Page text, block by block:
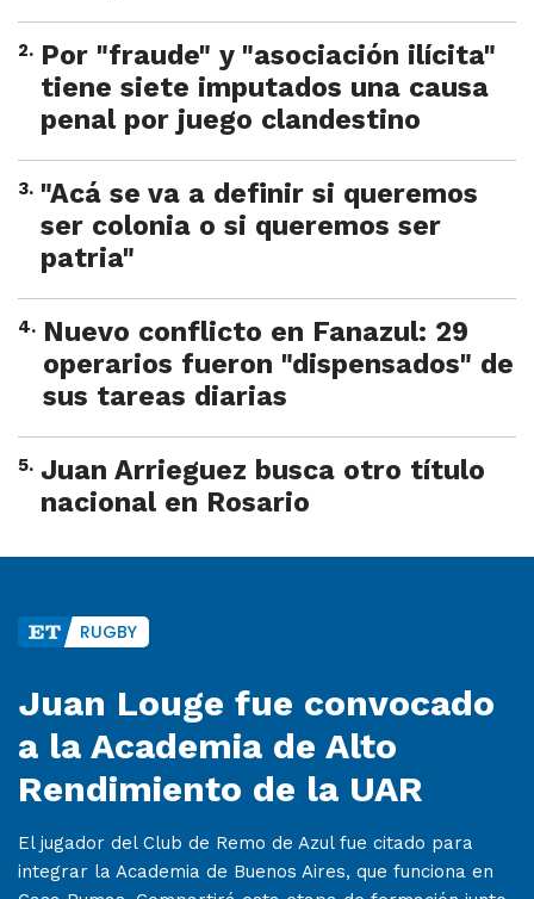
2. Por "fraude" y "asociación ilícita"
tiene siete imputados una causa
penal por juego clandestino
3. "Acá se va a definir si queremos
ser colonia o si queremos ser
patria"
4. Nuevo conflicto en Fanazul: 29
operarios fueron "dispensados" de
sus tareas diarias
5. Juan Arrieguez busca otro título
nacional en Rosario
RUGBY
Juan Louge fue convocado
a la Academia de Alto
Rendimiento de la UAR
El jugador del Club de Remo de Azul fue citado para
integrar la Academia de Buenos Aires, que funciona en